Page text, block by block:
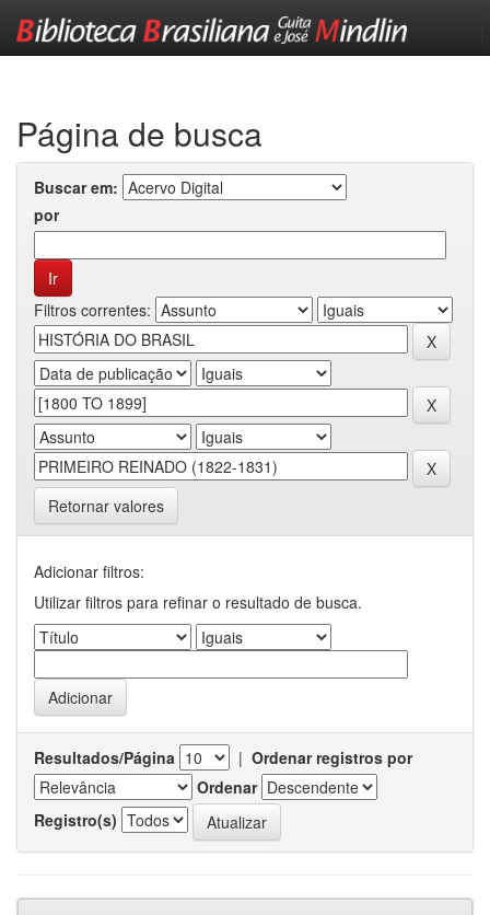
Página de busca
Buscar em:
por
Filtros correntes:
Retornar valores
Adicionar filtros:
Utilizar filtros para refinar o resultado de busca.
Resultados/Página | Ordenar registros por
Ordenar
Registro(s)